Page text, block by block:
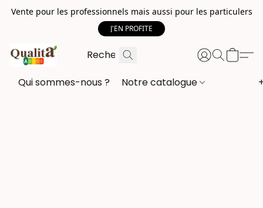
Vente pour les professionnels mais aussi pour les particulers
J'EN PROFITE
Qui sommes-nous ? Notre catalogue